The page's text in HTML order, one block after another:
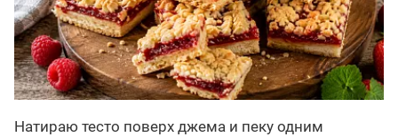
Натираю тесто поверх джема и пеку одним